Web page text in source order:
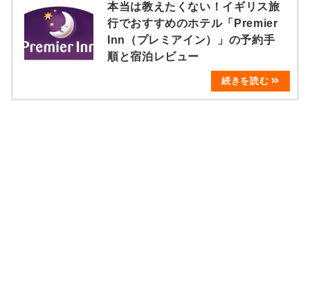
本当は教えたくない！イギリス旅
行でおすすめのホテル「Premier
Inn（プレミアイン）」の予約手
順と宿泊レビュー